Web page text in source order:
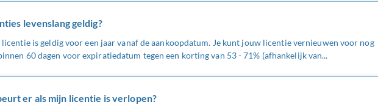
levenslang geldig?
licentie is geldig voor een jaar vanaf de aankoopdatum. Je kunt jouw licentie vernieuwen voor nog
60 dagen voor expiratiedatum tegen een korting van 53 - 71% (afhankelijk van...
er als mijn licentie is verlopen?